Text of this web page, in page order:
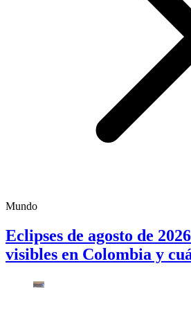
Mundo
Eclipses de agosto de
visibles en Colombia y